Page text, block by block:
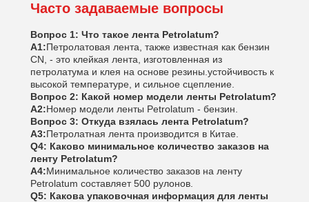
Часто задаваемые вопросы
Вопрос 1: Что такое лента Petrolatum?
А1:Петролатовая лента, также известная как бензин
CN, - это клейкая лента, изготовленная из
петролатума и клея на основе резины.устойчивость к
высокой температуре, и сильное сцепление.
Вопрос 2: Какой номер модели ленты Petrolatum?
А2:Номер модели ленты Petrolatum - бензин.
Вопрос 3: Откуда взялась лента Petrolatum?
А3:Петролатная лента производится в Китае.
Q4: Каково минимальное количество заказов на
ленту Petrolatum?
А4:Минимальное количество заказов на ленту
Petrolatum составляет 500 рулонов.
Q5: Какова упаковочная информация для ленты